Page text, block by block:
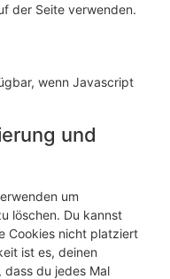
der Seite verwenden.
wenn Javascript
und
um
löschen. Du kannst
Cookies nicht platziert
ist es, deinen
du jedes Mal